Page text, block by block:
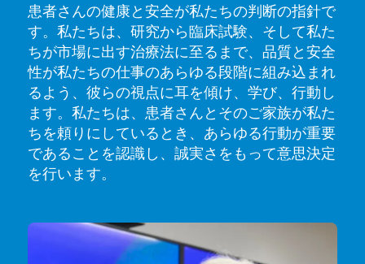
患者さんの健康と安全が私たちの判断の指針で
す。私たちは、研究から臨床試験、そして私た
ちが市場に出す治療法に至るまで、品質と安全
性が私たちの仕事のあらゆる段階に組み込まれ
るよう、彼らの視点に耳を傾け、学び、行動し
ます。私たちは、患者さんとそのご家族が私た
ちを頼りにしているとき、あらゆる行動が重要
であることを認識し、誠実さをもって意思決定
を行います。